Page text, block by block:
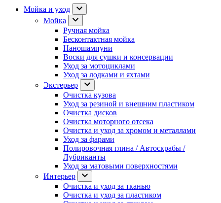
Мойка и уход
Мойка
Ручная мойка
Бесконтактная мойка
Наношампуни
Воски для сушки и консервации
Уход за мотоциклами
Уход за лодками и яхтами
Экстерьер
Очистка кузова
Уход за резиной и внешним пластиком
Очистка дисков
Очистка моторного отсека
Очистка и уход за хромом и металлами
Уход за фарами
Полировочная глина / Автоскрабы /
Лубриканты
Уход за матовыми поверхностями
Интерьер
Очистка и уход за тканью
Очистка и уход за пластиком